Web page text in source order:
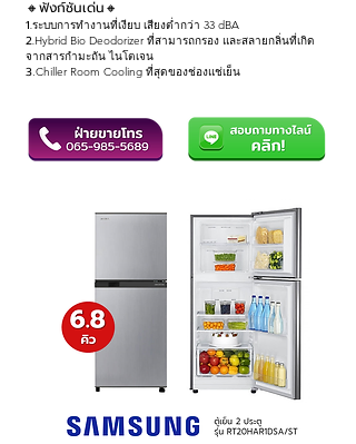
🔸ฟังก์ชันเด่น🔸
1.ระบบการทำงานที่เงียบ เสียงต่ำกว่า 33 dBA
2.Hybrid Bio Deodorizer ที่สามารถกรอง และสลายกลิ่นที่เกิด
จากสารกำมะถัน ไนโตเจน
3.Chiller Room Cooling ที่สุดของช่องแช่เย็น